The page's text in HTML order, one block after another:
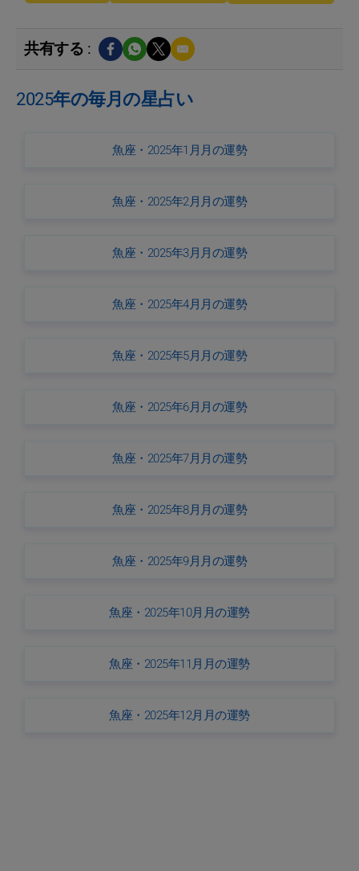
共有する :
2025年の毎月の星占い
魚座・2025年1月月の運勢
魚座・2025年2月月の運勢
魚座・2025年3月月の運勢
魚座・2025年4月月の運勢
魚座・2025年5月月の運勢
魚座・2025年6月月の運勢
魚座・2025年7月月の運勢
魚座・2025年8月月の運勢
魚座・2025年9月月の運勢
魚座・2025年10月月の運勢
魚座・2025年11月月の運勢
魚座・2025年12月月の運勢